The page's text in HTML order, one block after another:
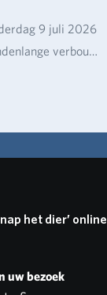
9 juli 2026
verbou…
het dier’ online
uw bezoek